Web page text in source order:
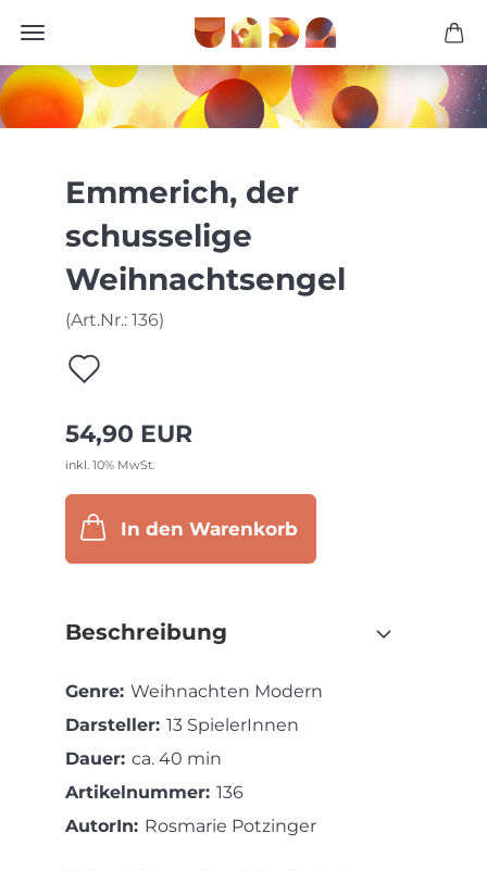
Emmerich, der
schusselige
Weihnachtsengel
(Art.Nr.: 136)
Merkzettel
54,90 EUR
inkl. 10% MwSt.
In den Warenkorb
Beschreibung
Genre: Weihnachten Modern
Darsteller: 13 SpielerInnen
Dauer: ca. 40 min
Artikelnummer: 136
AutorIn: Rosmarie Potzinger